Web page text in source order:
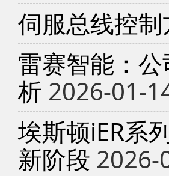
伺服总线控
雷赛智能：
析 2026-01-
埃斯顿iER系
新阶段 2026-